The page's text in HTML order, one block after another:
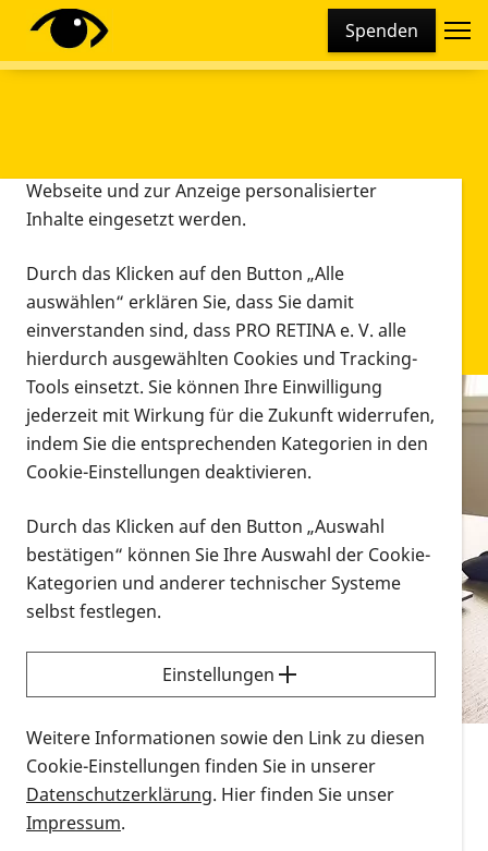
Spenden
Infomaterial
Infomaterial
Vorlesen
Alle Infomaterialien in verschiedenen
Formaten an einem Ort
Sie möchten wissen, wie Sie nach Infonmaterial
suchen und dieses bestellen bzw. herunterladen
können? Schauen Sie sich dieErklärvideos zum
Thema Infomaterial auf der PRO RETINA-Website
für blinde und sehbehinderte Menschen an.
Auf dieser Seite finden Sie sämtliches Infomaterial
Diese Webseite setzt verschiedene Cookies und
Tracking-Tools ein. Dies beinhaltet Cookies und
Webseite und zur Anzeige personalisierter
Inhalte eingesetzt werden.
Durch das Klicken auf den Button „Alle
auswählen“ erklären Sie, dass Sie damit
einverstanden sind, dass PRO RETINA e. V. alle
hierdurch ausgewählten Cookies und Tracking-
Tools einsetzt. Sie können Ihre Einwilligung
jederzeit mit Wirkung für die Zukunft widerrufen,
indem Sie die entsprechenden Kategorien in den
Cookie-Einstellungen deaktivieren.
Durch das Klicken auf den Button „Auswahl
bestätigen“ können Sie Ihre Auswahl der Cookie-
Kategorien und anderer technischer Systeme
selbst festlegen.
Einstellungen
Weitere Informationen sowie den Link zu diesen
Cookie-Einstellungen finden Sie in unserer
Datenschutzerklärung. Hier finden Sie unser
Impressum.